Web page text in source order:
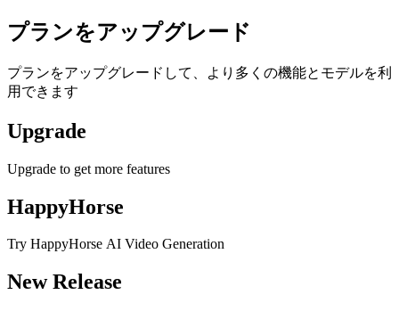
プランをアップグレード
プランをアップグレードして、より多くの機能とモデルを利
用できます
Upgrade
Upgrade to get more features
HappyHorse
Try HappyHorse AI Video Generation
New Release